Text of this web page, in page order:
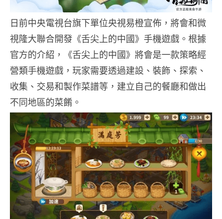
日前中央電視台旗下單位央視易橙宣佈，將會和微
視隆大聯合開發《舌尖上的中國》手機遊戲。根據
官方的介紹，《舌尖上的中國》將會是一款策略經
營類手機遊戲，玩家需要透過建設、裝飾、探索、
收集、交易和製作菜譜等，建立自己的餐廳和做出
不同地區的菜餚。